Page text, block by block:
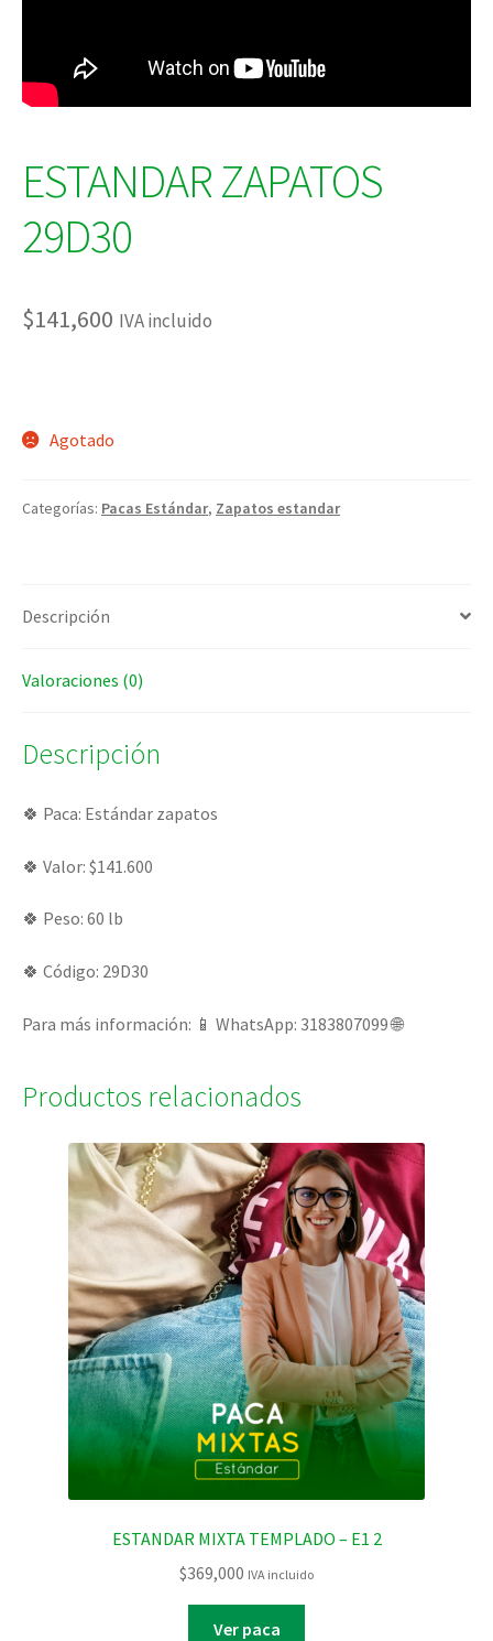
ESTANDAR ZAPATOS
29D30
$141,600 IVA incluido
Agotado
Categorías: Pacas Estándar, Zapatos estandar
Descripción
Valoraciones (0)
Descripción
🍀 Paca: Estándar zapatos
🍀 Valor: $141.600
🍀 Peso: 60 lb
🍀 Código: 29D30
Para más información: 📱 WhatsApp: 3183807099 🌐
Productos relacionados
ESTANDAR MIXTA TEMPLADO – E1 2
$369,000 IVA incluido
Ver paca